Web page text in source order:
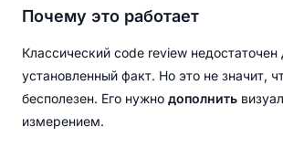
Почему это работает
Классический code review
установленный факт. Но это не значит,
бесполезен. Его нужно дополнить
измерением.